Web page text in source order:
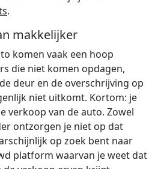
.
makkelijker
komen vaak een hoop
die niet komen opdagen,
deur en de overschrijving op
niet uitkomt. Kortom: je
verkoop van de auto. Zowel
ontzorgen je niet op dat
op zoek bent naar
platform waarvan je weet dat